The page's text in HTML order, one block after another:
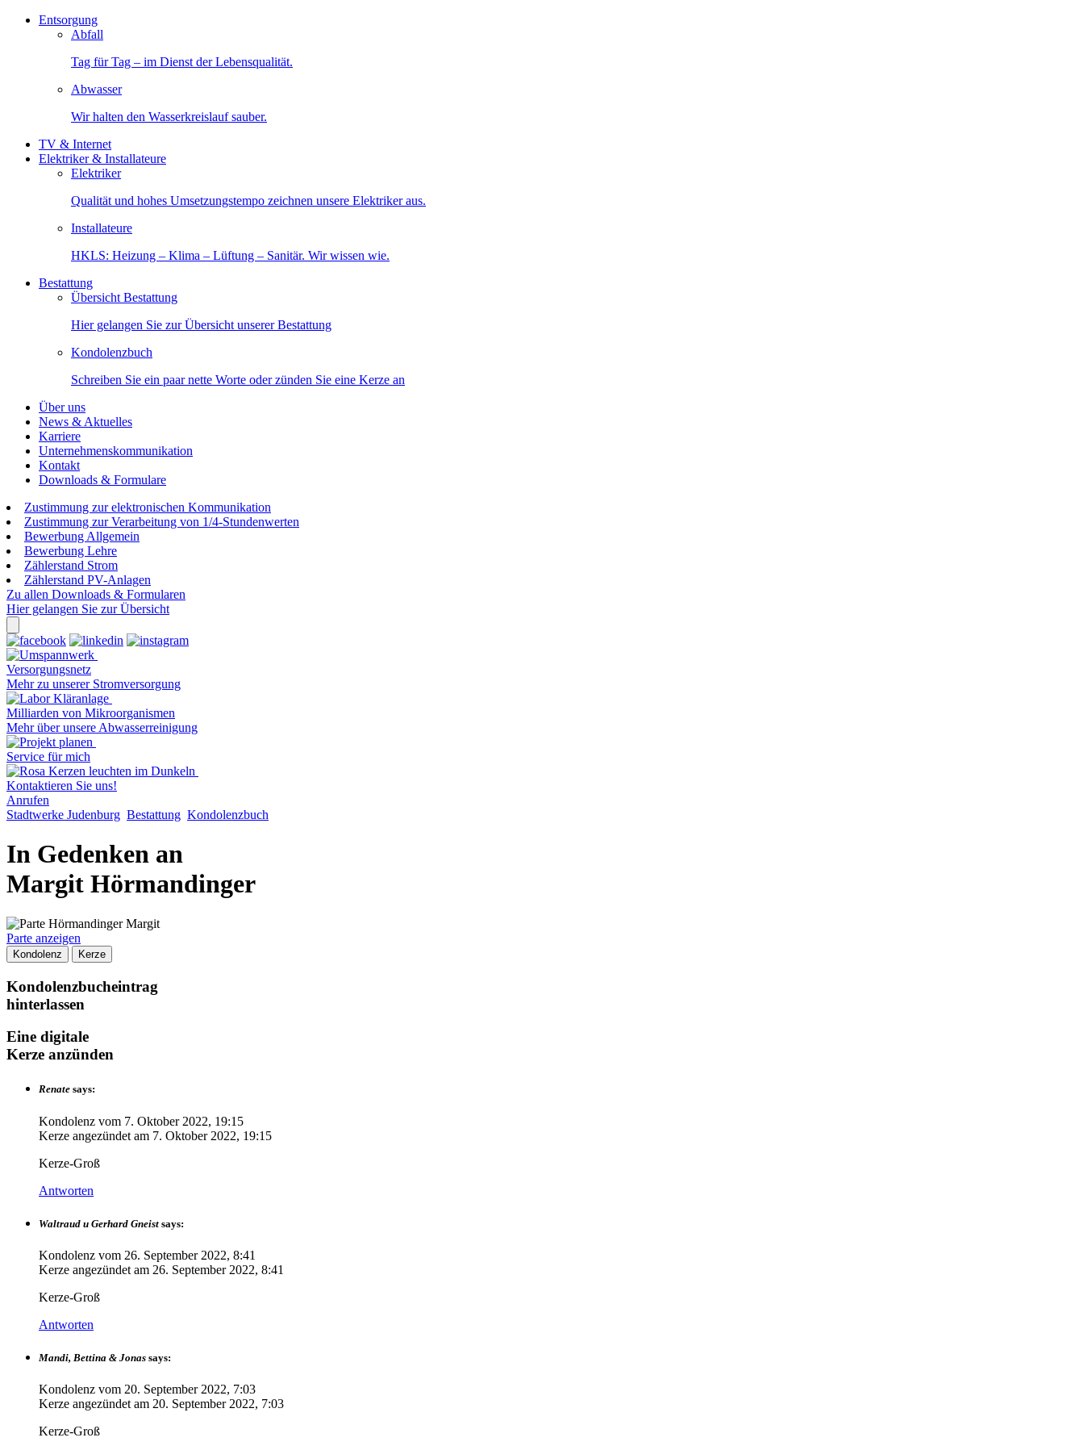
Entsorgung
Abfall
Tag für Tag – im Dienst der Lebensqualität.
Abwasser
Wir halten den Wasserkreislauf sauber.
TV & Internet
Elektriker & Installateure
Elektriker
Qualität und hohes Umsetzungstempo zeichnen unsere Elektriker aus.
Installateure
HKLS: Heizung – Klima – Lüftung – Sanitär. Wir wissen wie.
Bestattung
Übersicht Bestattung
Hier gelangen Sie zur Übersicht unserer Bestattung
Kondolenzbuch
Schreiben Sie ein paar nette Worte oder zünden Sie eine Kerze an
Über uns
News & Aktuelles
Karriere
Unternehmenskommunikation
Kontakt
Downloads & Formulare
Zustimmung zur elektronischen Kommunikation
Zustimmung zur Verarbeitung von 1/4-Stundenwerten
Bewerbung Allgemein
Bewerbung Lehre
Zählerstand Strom
Zählerstand PV-Anlagen
Zu allen Downloads & Formularen
Hier gelangen Sie zur Übersicht
Versorgungsnetz
Mehr zu unserer Stromversorgung
Milliarden von Mikroorganismen
Mehr über unsere Abwasserreinigung
Service für mich
Kontaktieren Sie uns!
Anrufen
Stadtwerke Judenburg Bestattung Kondolenzbuch
In Gedenken an
Margit Hörmandinger
Parte anzeigen
Kondolenz Kerze
Kondolenzbucheintrag
hinterlassen
Eine digitale
Kerze anzünden
Renate says:
Kondolenz vom 7. Oktober 2022, 19:15
Kerze angezündet am 7. Oktober 2022, 19:15
Kerze-Groß
Antworten
Waltraud u Gerhard Gneist says:
Kondolenz vom 26. September 2022, 8:41
Kerze angezündet am 26. September 2022, 8:41
Kerze-Groß
Antworten
Mandi, Bettina & Jonas says:
Kondolenz vom 20. September 2022, 7:03
Kerze angezündet am 20. September 2022, 7:03
Kerze-Groß